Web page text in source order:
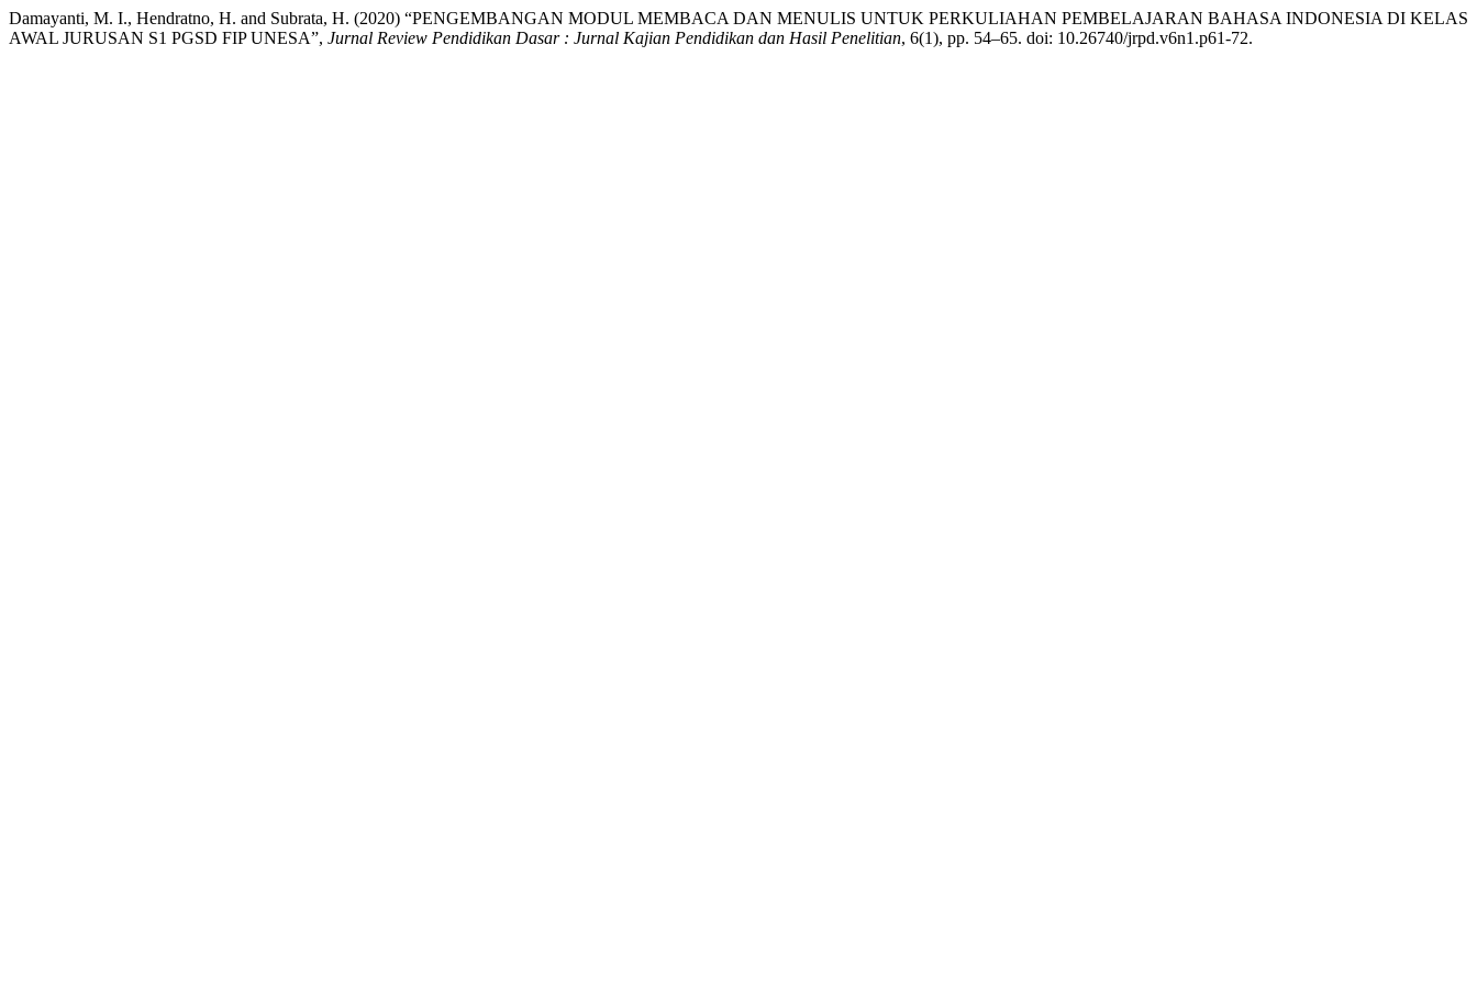
Damayanti, M. I., Hendratno, H. and Subrata, H. (2020) “PENGEMBANGAN MODUL MEMBACA DAN MENULIS UNTUK PERKULIAHAN PEMBELAJARAN BAHASA INDONESIA DI KELAS
AWAL JURUSAN S1 PGSD FIP UNESA”, Jurnal Review Pendidikan Dasar : Jurnal Kajian Pendidikan dan Hasil Penelitian, 6(1), pp. 54–65. doi: 10.26740/jrpd.v6n1.p61-72.